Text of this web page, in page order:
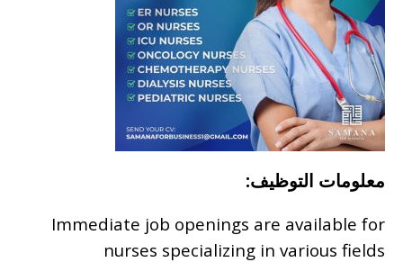
معلومات التوظيف:
Immediate job openings are available for
nurses specializing in various fields